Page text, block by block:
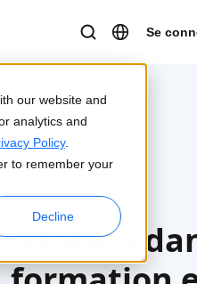
our website and
analytics and
Policy.
to remember your
Decline
Se